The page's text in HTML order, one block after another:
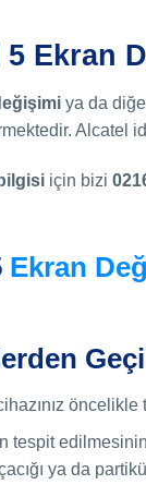
Ekran
ya da
Alcatel
için bizi
Ekran
tespit
ya da